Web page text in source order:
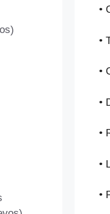
•
•
•
•
•
•
•